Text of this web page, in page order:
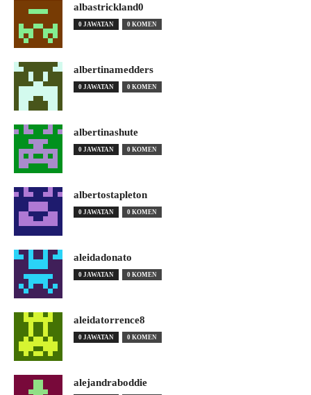
albastrickland0
0 JAWATAN 0 KOMEN
albertinamedders
0 JAWATAN 0 KOMEN
albertinashute
0 JAWATAN 0 KOMEN
albertostapleton
0 JAWATAN 0 KOMEN
aleidadonato
0 JAWATAN 0 KOMEN
aleidatorrence8
0 JAWATAN 0 KOMEN
alejandraboddie